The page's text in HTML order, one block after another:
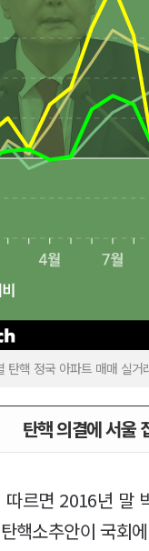
탄핵 정국 아파트 매매 실
탄핵 의결에 서
따르면 2016년 말
핵소추안이 국회